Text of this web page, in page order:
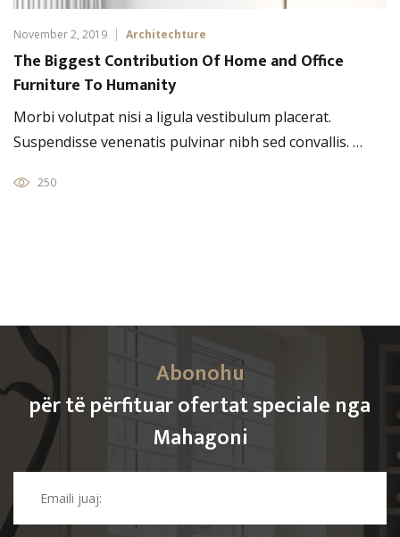
November 2, 2019 Architechture
The Biggest Contribution Of Home and Office
Furniture To Humanity
Morbi volutpat nisi a ligula vestibulum placerat.
Suspendisse venenatis pulvinar nibh sed convallis. …
250
Abonohu
për të përfituar ofertat speciale nga
Mahagoni